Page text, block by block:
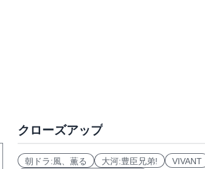
クローズアップ
朝ドラ:風、薫る 大河:豊臣兄弟!
VIVANT